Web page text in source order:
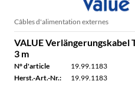
Câbles d'alimentation externes
VALUE Verlängerungskabel
3 m
N° d'article
19.99.1183
Herst.-Art.-Nr.:
19.99.1183